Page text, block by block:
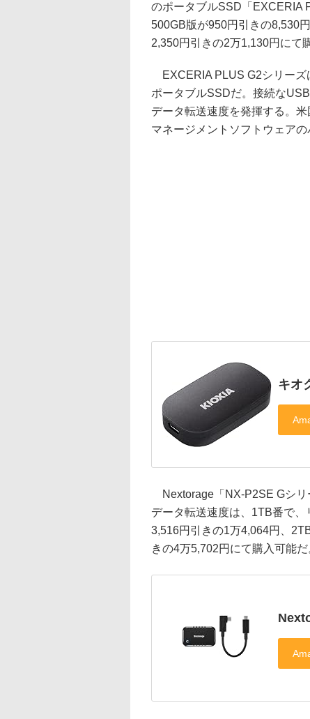
のポータブルSSD「EXCERIA
500GB版が950円引きの8,530
2,350円引きの2万1,130円にて
EXCERIA PLUS G2シリーズ
ポータブルSSDだ。接続な
データ転送速度を発揮する。
マネージメントソフトウェア
キオ
Nextorage「NX-P2SE Gシリ
データ転送速度は、1TB番で
3,516円引きの1万4,064円、
きの4万5,702円にて購入可能だ